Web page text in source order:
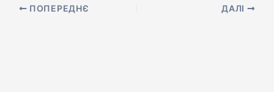
ПОПЕРЕДНЄ ДАЛІ